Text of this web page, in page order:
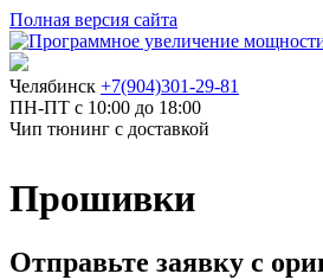
Полная версия сайта
Челябинск +7(904)301-29-81
ПН-ПТ с 10:00 до 18:00
Чип тюнинг с доставкой
Прошивки
Отправьте заявку с